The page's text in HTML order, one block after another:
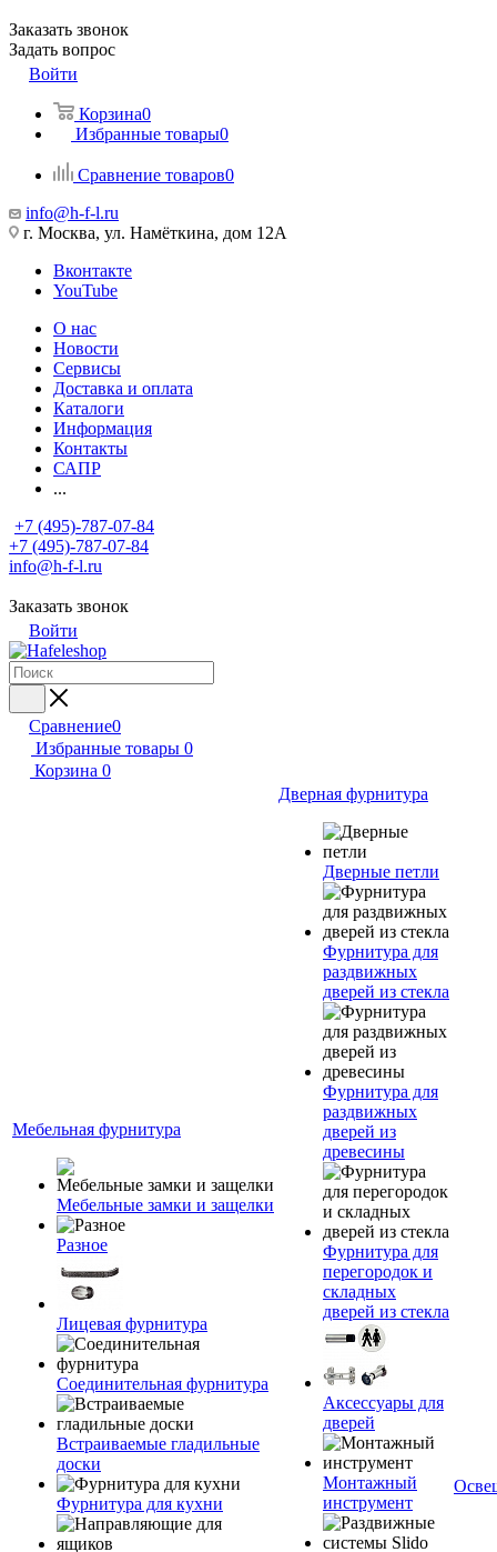
Заказать звонок
Задать вопрос
Войти
Корзина0
Избранные товары0
Сравнение товаров0
info@h-f-l.ru
г. Москва, ул. Намёткина, дом 12А
Вконтакте
YouTube
О нас
Новости
Сервисы
Доставка и оплата
Каталоги
Информация
Контакты
САПР
...
+7 (495)-787-07-84
+7 (495)-787-07-84
info@h-f-l.ru
Заказать звонок
Войти
Сравнение0
Избранные товары 0
Корзина 0
Мебельная фурнитура
Мебельные замки и защелки
Разное
Лицевая фурнитура
Соединительная фурнитура
Встраиваемые гладильные
доски
Фурнитура для кухни
Дверная фурнитура
Дверные петли
Фурнитура для
раздвижных
дверей из стекла
Фурнитура для
раздвижных
дверей из
древесины
Фурнитура для
перегородок и
складных
дверей из стекла
Аксессуары для
дверей
Монтажный
инструмент